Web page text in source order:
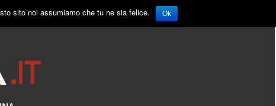
sito noi assumiamo che tu ne sia felice. Ok